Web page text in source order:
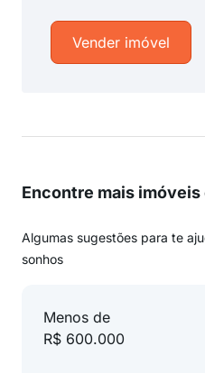
Vender imóvel
Encontre mais imóveis
Algumas sugestões para te
sonhos
Menos de
R$ 600.000